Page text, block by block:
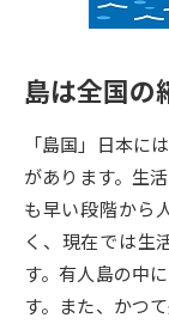
大学入学共通テスト
配慮案内」の請求
幼稚園教員資格認定
高等学校（情報）教
試験
島は全国の
「島国」日本に
があります。生
も早い段階から
く、現在では生
す。有人島の中
す。また、かつ